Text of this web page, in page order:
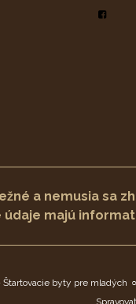
a nemusia sa
majú
byty pre mladých ○